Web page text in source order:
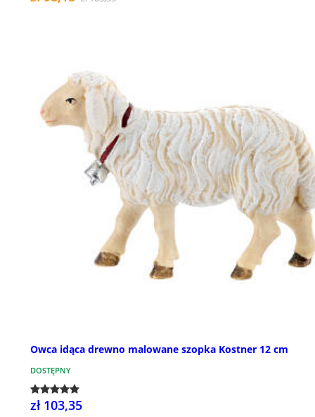
Owca idąca drewno malowane szopka Kostner 12 cm
DOSTĘPNY
zł 103,35